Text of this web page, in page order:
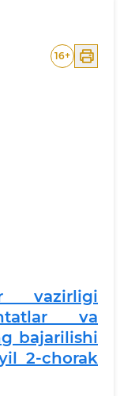
16+
vazirligi
va
bajarilishi
2-chorak